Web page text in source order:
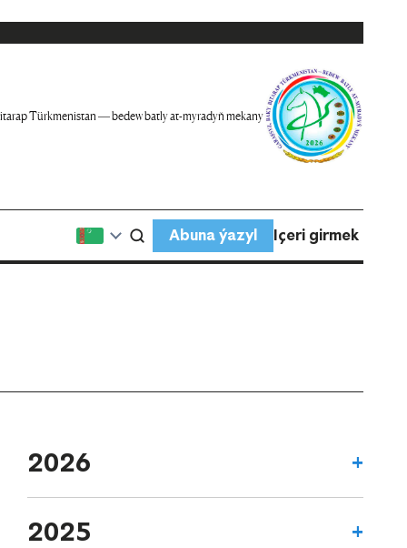
Türkmenistan — bedew batly at-myradyň mekany
Abuna ýazyl Içeri girmek
2026
2025